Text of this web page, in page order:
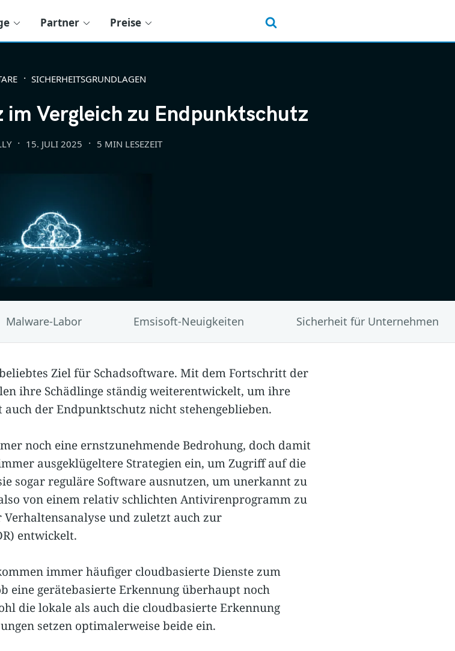
Partner Preise
SICHERHEITSGRUNDLAGEN
Vergleich zu Endpunktschutz
15. JULI 2025 5 MIN LESEZEIT
Malware-Labor Emsisoft-Neuigkeiten Sicherheit für Unternehmen
Ziel für Schadsoftware. Mit dem Fortschritt der
ihre Schädlinge ständig weiterentwickelt, um ihre
der Endpunktschutz nicht stehengeblieben.
noch eine ernstzunehmende Bedrohung, doch damit
ausgeklügeltere Strategien ein, um Zugriff auf die
sogar reguläre Software ausnutzen, um unerkannt zu
von einem relativ schlichten Antivirenprogramm zu
und zuletzt auch zur
entwickelt.
immer häufiger cloudbasierte Dienste zum
eine gerätebasierte Erkennung überhaupt noch
die lokale als auch die cloudbasierte Erkennung
setzen optimalerweise beide ein.